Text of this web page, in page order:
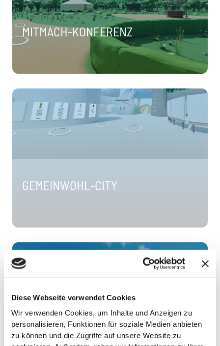
Diese Webseite verwendet Cookies
Wir verwenden Cookies, um Inhalte und Anzeigen zu
personalisieren, Funktionen für soziale Medien anbieten
zu können und die Zugriffe auf unsere Website zu
ÖKOMODELLREGION
GEMEINWOHL-CITY
MITMACH-KONFERENZ